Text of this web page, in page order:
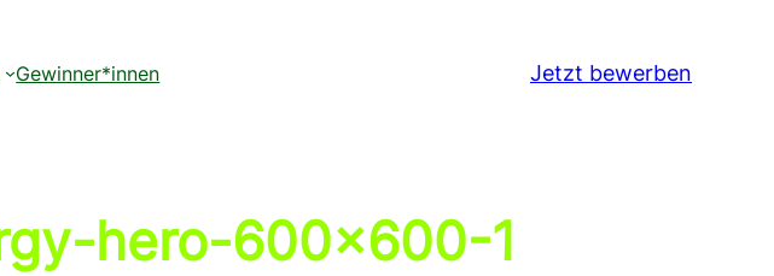
Gewinner*innen Jetzt bewerben
hero-600×600-1